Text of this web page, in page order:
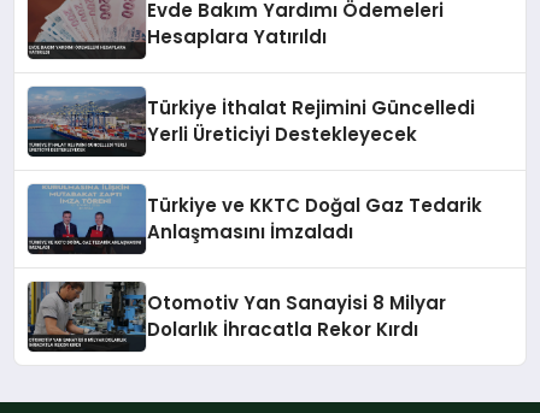
Evde Bakım Yardımı Ödemeleri
Hesaplara Yatırıldı
Türkiye İthalat Rejimini Güncelledi
Yerli Üreticiyi Destekleyecek
Türkiye ve KKTC Doğal Gaz Tedarik
Anlaşmasını İmzaladı
Otomotiv Yan Sanayisi 8 Milyar
Dolarlık İhracatla Rekor Kırdı